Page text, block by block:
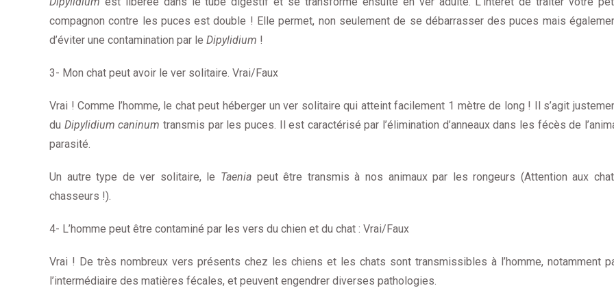
compagnon contre les puces est double ! Elle permet, non seulement de se débarrasser des puces mais
d’éviter une contamination par le Dipylidium !
3- Mon chat peut avoir le ver solitaire. Vrai/Faux
Vrai ! Comme l’homme, le chat peut héberger un ver solitaire qui atteint facilement 1 mètre de long ! Il s’agit
du Dipylidium caninum transmis par les puces. Il est caractérisé par l’élimination d’anneaux dans les fécès de
parasité.
Un autre type de ver solitaire, le Taenia peut être transmis à nos animaux par les rongeurs (Attention aux
chasseurs !).
4- L’homme peut être contaminé par les vers du chien et du chat : Vrai/Faux
Vrai ! De très nombreux vers présents chez les chiens et les chats sont transmissibles à l’homme, notamment
l’intermédiaire des matières fécales, et peuvent engendrer diverses pathologies.